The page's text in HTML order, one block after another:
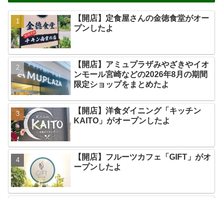
【開店】定食屋さんの金徳食堂がオー
プンしたよ
【開店】アミュプラザみやざきやイオ
ンモール宮崎などの2026年8月の期間
限定ショップをまとめたよ
【開店】洋食ダイニング「キッチン
KAITO」がオープンしたよ
【開店】フルーツカフェ「GIFT」がオ
ープンしたよ